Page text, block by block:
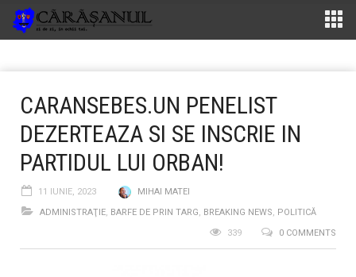
CARANSEBES.UN PENELIST
DEZERTEAZA SI SE INSCRIE IN
PARTIDUL LUI ORBAN!
11 IUNIE, 2023
MIHAI MATEI
ADMINISTRAŢIE, BARFE DE PRIN TARG, BREAKING NEWS, POLITICĂ
0 COMMENTS
339